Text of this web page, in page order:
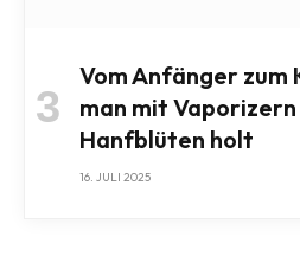
Vom Anfänger zum
man mit
Hanfblüten holt
16. JULI 2025